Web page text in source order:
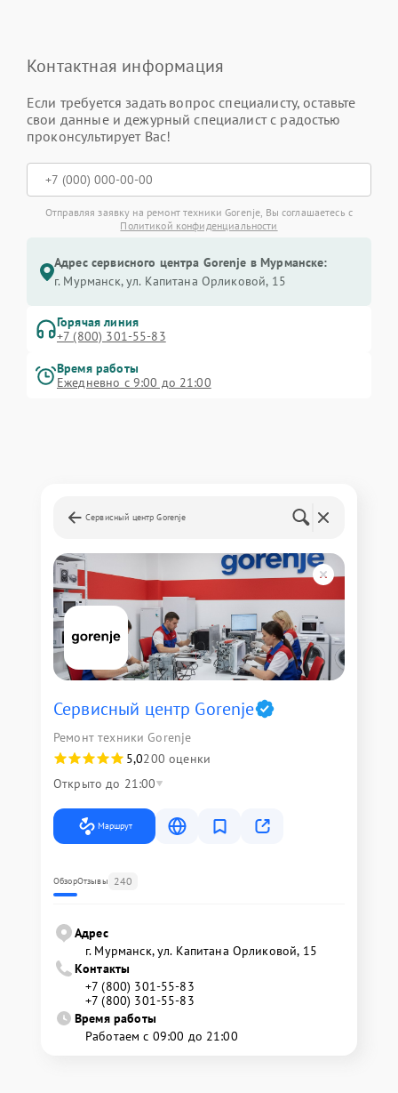
Контактная информация
Если требуется задать вопрос специалисту, оставьте
свои данные и дежурный специалист с радостью
проконсультирует Вас!
Отправляя заявку на ремонт техники Gorenje, Вы соглашаетесь с
Политикой конфиденциальности
Адрес сервисного центра Gorenje в Мурманске:
г. Мурманск, ул. Капитана Орликовой, 15
Горячая линия
+7 (800) 301-55-83
Время работы
Ежедневно с 9:00 до 21:00
Сервисный центр Gorenje
Сервисный центр Gorenje
Ремонт техники Gorenje
5,0200 оценки
Открыто до 21:00
Маршрут
ОбзорОтзывы 240
Адрес
г. Мурманск, ул. Капитана Орликовой, 15
Контакты
+7 (800) 301-55-83
+7 (800) 301-55-83
Время работы
Работаем с 09:00 до 21:00